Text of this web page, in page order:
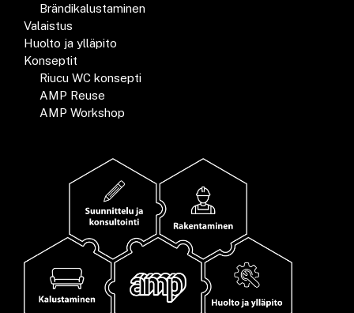
Brändikalustaminen
Valaistus
Huolto ja ylläpito
Konseptit
Riucu WC konsepti
AMP Reuse
AMP Workshop